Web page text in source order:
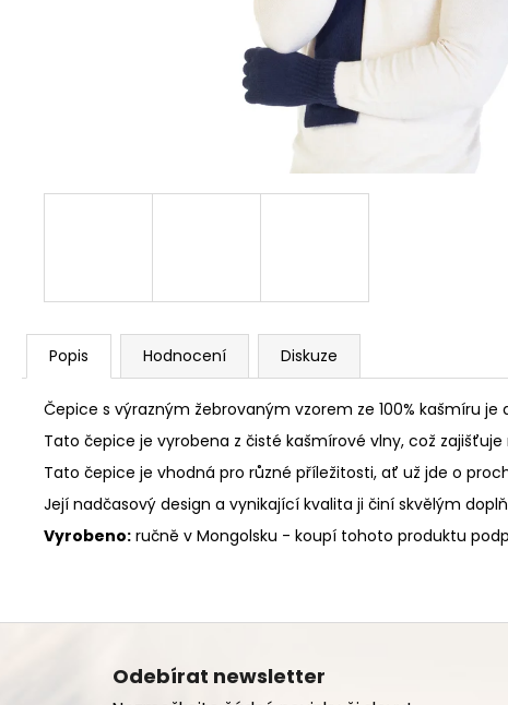
Popis Hodnocení Diskuze
Čepice s výrazným žebrovaným vzorem ze 100% kašmíru
Tato čepice je vyrobena z čisté kašmírové vlny, což
Tato čepice je vhodná pro různé příležitosti, ať už jde o
Její nadčasový design a vynikající kvalita ji činí skvělým
Vyrobeno: ručně v Mongolsku - koupí tohoto produktu
Z
Odebírat newsletter